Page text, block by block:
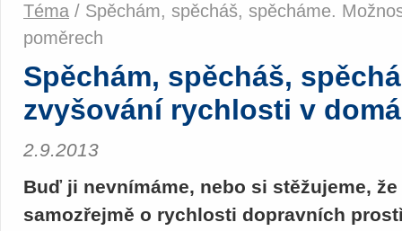
Téma / Spěchám, spěcháš, spěcháme.
poměrech
Spěchám, spěcháš,
zvyšování rychlosti v
2.9.2013
Buď ji nevnímáme, nebo si stěžujeme,
samozřejmě o rychlosti dopravních